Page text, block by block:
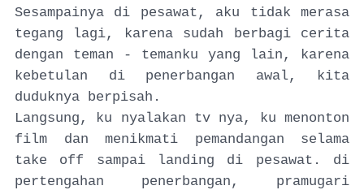
Sesampainya di pesawat, aku tidak merasa
tegang lagi, karena sudah berbagi cerita
dengan teman - temanku yang lain, karena
kebetulan di penerbangan awal, kita
duduknya berpisah.
Langsung, ku nyalakan tv nya, ku menonton
film dan menikmati pemandangan selama
take off sampai landing di pesawat. di
pertengahan penerbangan, pramugari